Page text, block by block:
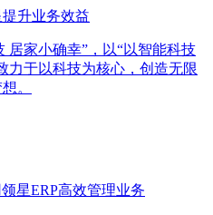
升业务效益
居家小确幸”，以“以智能科技
力于以科技为核心，创造无限
。
星ERP高效管理业务